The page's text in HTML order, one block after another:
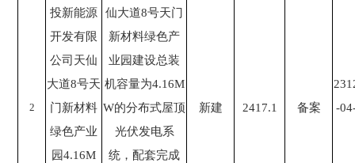
2
投新能源
开发有限
公司天仙
大道8号天
门新材料
绿色产业
园4.16M
仙大道8号天门
新材料绿色产
业园建设总装
机容量为4.16M
W的分布式屋顶
光伏发电系
统，配套完成
新建 2417.1 备案
-